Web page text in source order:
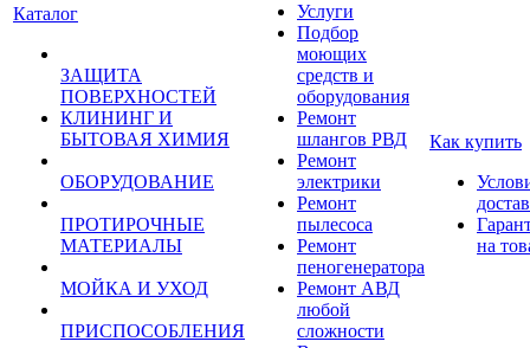
Каталог
ЗАЩИТА
ПОВЕРХНОСТЕЙ
КЛИНИНГ И
БЫТОВАЯ ХИМИЯ
ОБОРУДОВАНИЕ
ПРОТИРОЧНЫЕ
МАТЕРИАЛЫ
МОЙКА И УХОД
ПРИСПОСОБЛЕНИЯ
Услуги
Подбор
моющих
средств и
оборудования
Ремонт
шлангов РВД
Ремонт
электрики
Ремонт
пылесоса
Ремонт
пеногенератора
Ремонт АВД
любой
сложности
Как купить
на